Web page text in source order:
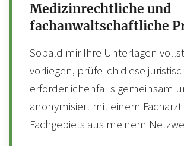
Medizinrechtliche und
fachanwaltschaftliche
Sobald mir Ihre Unterlagen
vorliegen, prüfe ich diese
erforderlichenfalls gemeinsam
anonymisiert mit einem Facharzt
Fachgebiets aus meinem